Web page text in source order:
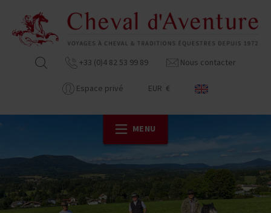
+33 (0)4 82 53 99 89 Nous contacter
Espace privé EUR €
MENU